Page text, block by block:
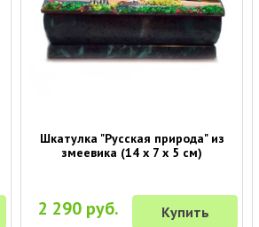
Шкатулка "Русская природа" из
змеевика (14 х 7 х 5 см)
2 290 руб. Купить